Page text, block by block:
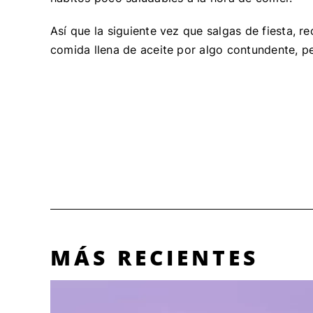
Así que la siguiente vez que salgas de fiesta,
comida llena de aceite por algo contundente,
MÁS RECIENTES